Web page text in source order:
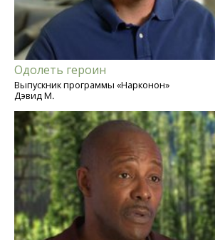
Одолеть героин
Выпускник программы «Нарконон»
Дэвид М.